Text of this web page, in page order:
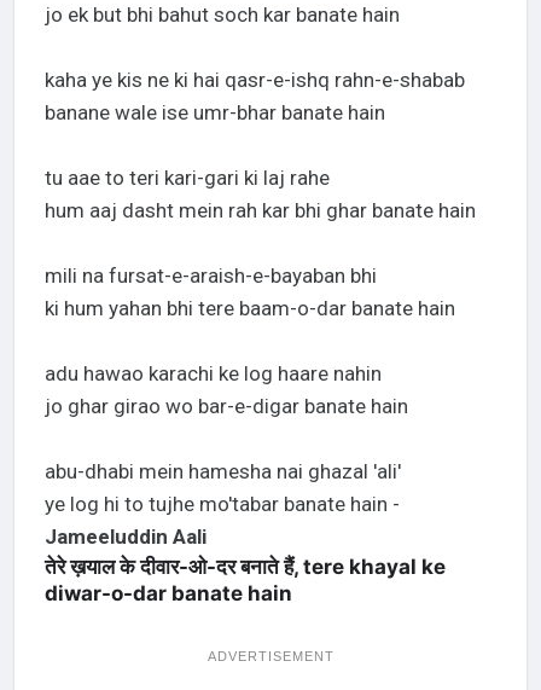
jo ek but bhi bahut soch kar banate hain
kaha ye kis ne ki hai qasr-e-ishq rahn-e-shabab
banane wale ise umr-bhar banate hain
tu aae to teri kari-gari ki laj rahe
hum aaj dasht mein rah kar bhi ghar banate hain
mili na fursat-e-araish-e-bayaban bhi
ki hum yahan bhi tere baam-o-dar banate hain
adu hawao karachi ke log haare nahin
jo ghar girao wo bar-e-digar banate hain
abu-dhabi mein hamesha nai ghazal 'ali'
ye log hi to tujhe mo'tabar banate hain -
Jameeluddin Aali
तेरे ख़याल के दीवार-ओ-दर बनाते हैं, tere khayal ke
diwar-o-dar banate hain
ADVERTISEMENT